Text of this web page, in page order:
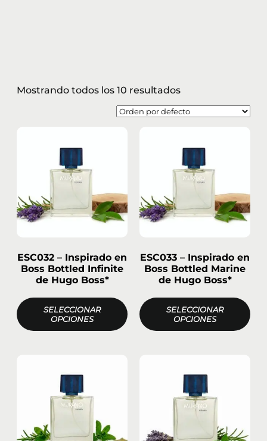
Mostrando todos los 10 resultados
ESC032 – Inspirado en
Boss Bottled Infinite
de Hugo Boss*
SELECCIONAR
OPCIONES
ESC033 – Inspirado en
Boss Bottled Marine
de Hugo Boss*
SELECCIONAR
OPCIONES